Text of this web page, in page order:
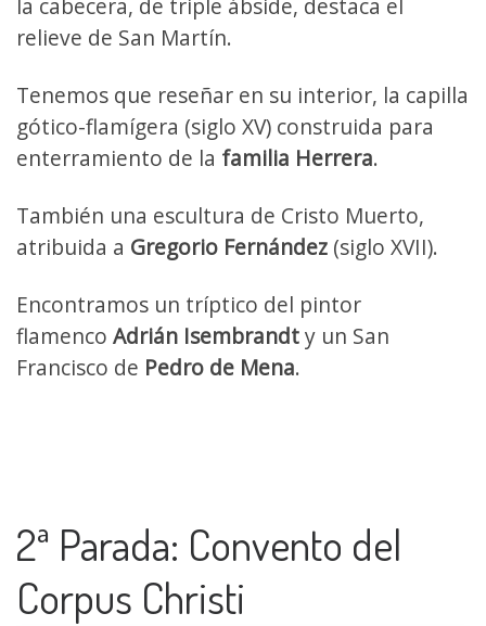
la cabecera, de triple ábside, destaca el
relieve de San Martín.
Tenemos que reseñar en su interior, la capilla
gótico-flamígera (siglo XV) construida para
enterramiento de la familia Herrera.
También una escultura de Cristo Muerto,
atribuida a Gregorio Fernández (siglo XVII).
Encontramos un tríptico del pintor
flamenco Adrián Isembrandty un San
Francisco de Pedro de Mena.
2ª Parada: Convento del
Corpus Christi